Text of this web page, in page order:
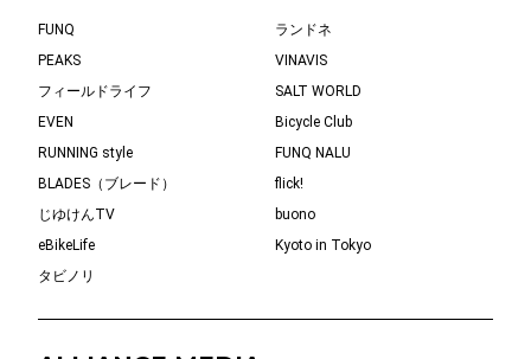
FUNQ
ランドネ
PEAKS
VINAVIS
フィールドライフ
SALT WORLD
EVEN
Bicycle Club
RUNNING style
FUNQ NALU
BLADES（ブレード）
flick!
じゆけんTV
buono
eBikeLife
Kyoto in Tokyo
タビノリ